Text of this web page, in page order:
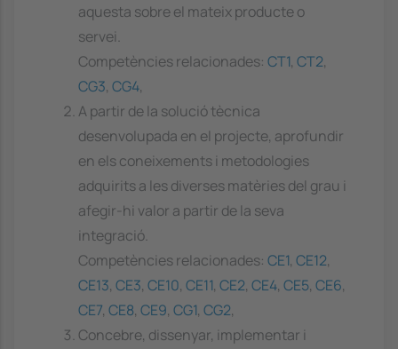
aquesta sobre el mateix producte o
servei.
Competències relacionades: CT1, CT2,
CG3, CG4,
A partir de la solució tècnica
desenvolupada en el projecte, aprofundir
en els coneixements i metodologies
adquirits a les diverses matèries del grau i
afegir-hi valor a partir de la seva
integració.
Competències relacionades: CE1, CE12,
CE13, CE3, CE10, CE11, CE2, CE4, CE5, CE6,
CE7, CE8, CE9, CG1, CG2,
Concebre, dissenyar, implementar i